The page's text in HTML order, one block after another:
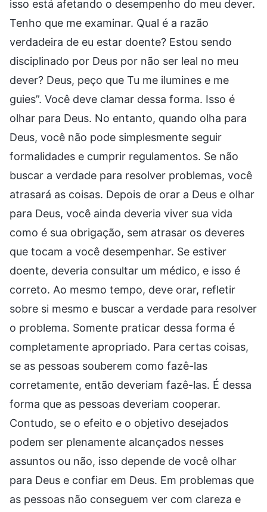
isso está afetando o desempenho do meu dever.
Tenho que me examinar. Qual é a razão
verdadeira de eu estar doente? Estou sendo
disciplinado por Deus por não ser leal no meu
dever? Deus, peço que Tu me ilumines e me
guies”. Você deve clamar dessa forma. Isso é
olhar para Deus. No entanto, quando olha para
Deus, você não pode simplesmente seguir
formalidades e cumprir regulamentos. Se não
buscar a verdade para resolver problemas, você
atrasará as coisas. Depois de orar a Deus e olhar
para Deus, você ainda deveria viver sua vida
como é sua obrigação, sem atrasar os deveres
que tocam a você desempenhar. Se estiver
doente, deveria consultar um médico, e isso é
correto. Ao mesmo tempo, deve orar, refletir
sobre si mesmo e buscar a verdade para resolver
o problema. Somente praticar dessa forma é
completamente apropriado. Para certas coisas,
se as pessoas souberem como fazê-las
corretamente, então deveriam fazê-las. É dessa
forma que as pessoas deveriam cooperar.
Contudo, se o efeito e o objetivo desejados
podem ser plenamente alcançados nesses
assuntos ou não, isso depende de você olhar
para Deus e confiar em Deus. Em problemas que
as pessoas não conseguem ver com clareza e